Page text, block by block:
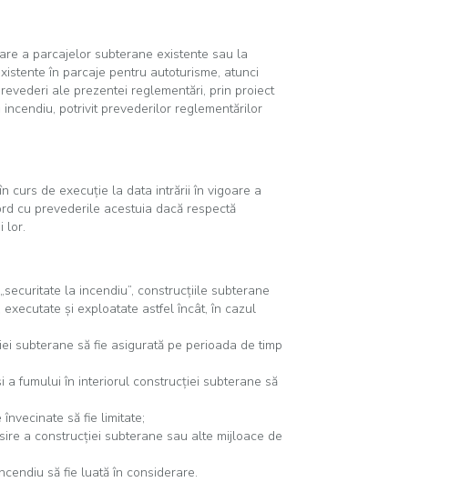
a parcajelor subterane existente sau la
în parcaje pentru autoturisme, atunci
ale prezentei reglementări, prin proiect
potrivit prevederilor reglementărilor
curs de execuţie la data intrării în vigoare a
cu prevederile acestuia dacă respectă
lor.
la incendiu”, construcţiile subterane
şi exploatate astfel încât, în cazul
subterane să fie asigurată pe perioada de timp
fumului în interiorul construcţiei subterane să
să fie limitate;
a construcţiei subterane sau alte mijloace de
să fie luată în considerare.